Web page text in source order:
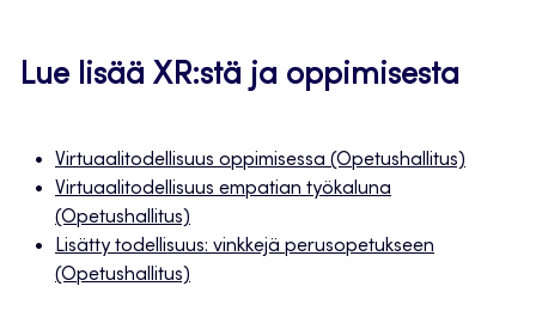
Lue lisää XR:stä ja oppimisesta
Virtuaalitodellisuus oppimisessa (Opetushallitus)
Virtuaalitodellisuus empatian työkaluna
(Opetushallitus)
Lisätty todellisuus: vinkkejä perusopetukseen
(Opetushallitus)